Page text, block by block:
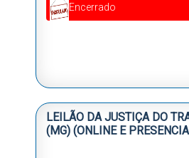
Encerrado
LEILÃO DA JUSTIÇA DO
(MG) (ONLINE E